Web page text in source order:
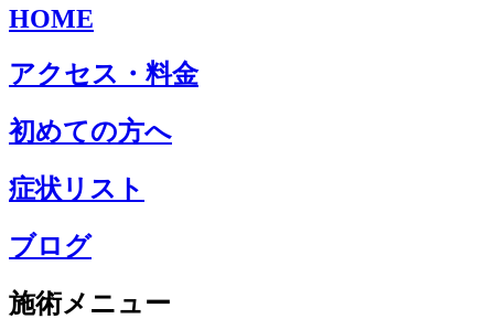
HOME
アクセス・料金
初めての方へ
症状リスト
ブログ
施術メニュー